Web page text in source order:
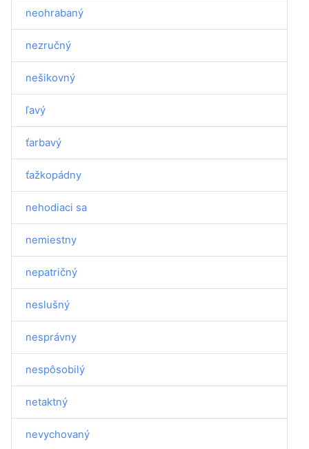
neohrabaný
nezručný
nešikovný
ľavý
ťarbavý
ťažkopádny
nehodiaci sa
nemiestny
nepatričný
neslušný
nesprávny
nespôsobilý
netaktný
nevychovaný